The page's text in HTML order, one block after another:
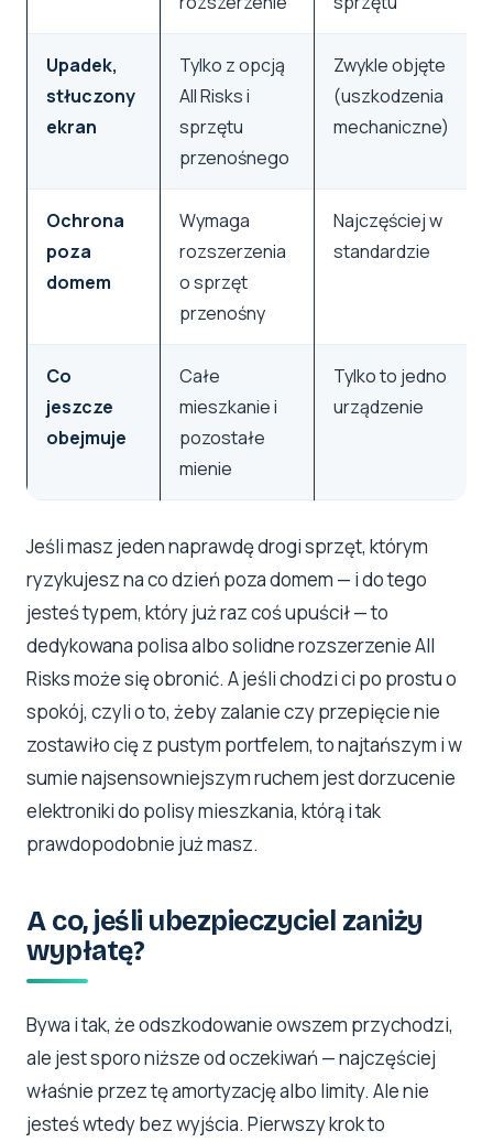
Upadek,
stłuczony
ekran
Tylko z opcją
All Risks i
sprzętu
przenośnego
Zwykle objęte
(uszkodzenia
mechaniczne)
Ochrona
poza
domem
Wymaga
rozszerzenia
o sprzęt
przenośny
Najczęściej w
standardzie
Co
jeszcze
obejmuje
Całe
mieszkanie i
pozostałe
mienie
Tylko to jedno
urządzenie
Jeśli masz jeden naprawdę drogi sprzęt, którym
ryzykujesz na co dzień poza domem — i do tego
jesteś typem, który już raz coś upuścił — to
dedykowana polisa albo solidne rozszerzenie All
Risks może się obronić. A jeśli chodzi ci po prostu o
spokój, czyli o to, żeby zalanie czy przepięcie nie
zostawiło cię z pustym portfelem, to najtańszym i w
sumie najsensowniejszym ruchem jest dorzucenie
elektroniki do polisy mieszkania, którą i tak
prawdopodobnie już masz.
A co, jeśli ubezpieczyciel zaniży
wypłatę?
Bywa i tak, że odszkodowanie owszem przychodzi,
ale jest sporo niższe od oczekiwań — najczęściej
właśnie przez tę amortyzację albo limity. Ale nie
jesteś wtedy bez wyjścia. Pierwszy krok to